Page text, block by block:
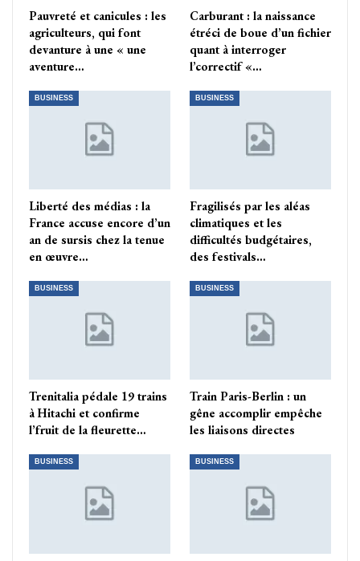
Pauvreté et canicules : les
agriculteurs, qui font
devanture à une « une
aventure…
Carburant : la naissance
étréci de boue d’un fichier
quant à interroger
l’correctif «…
BUSINESS
Liberté des médias : la
France accuse encore d’un
an de sursis chez la tenue
en œuvre…
BUSINESS
Fragilisés par les aléas
climatiques et les
difficultés budgétaires,
des festivals…
BUSINESS
Trenitalia pédale 19 trains
à Hitachi et confirme
l’fruit de la fleurette…
BUSINESS
Train Paris-Berlin : un
gêne accomplir empêche
les liaisons directes
BUSINESS BUSINESS